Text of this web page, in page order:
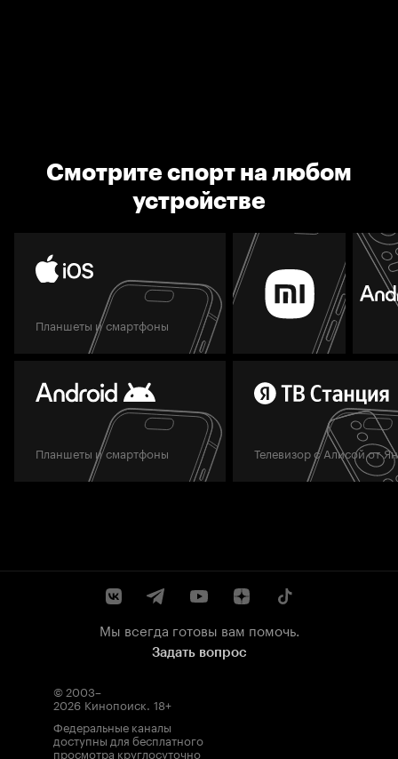
Смотрите спорт на любом
устройстве
Планшеты и смартфоны
Планшеты и смартфоны Телевизор с Алисой от
Мы всегда готовы вам помочь.
Задать вопрос
© 2003–
2026 Кинопоиск. 18+
Федеральные каналы
доступны для бесплатного
просмотра круглосуточно